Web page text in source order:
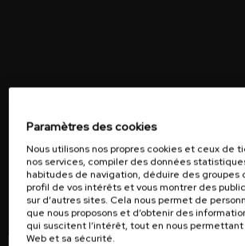
Recevez des offres spéciales, des
les produits et des informations sur les
votre e-mail.
Paramètres des cookies
Nous utilisons nos propres cookies et ceux de
nos services, compiler des données
habitudes de navigation, déduire des groupes
profil de vos intérêts et vous montrer des
sur d’autres sites. Cela nous permet de
que nous proposons et d’obtenir des
qui suscitent l’intérêt, tout en nous permettant
Web et sa sécurité.